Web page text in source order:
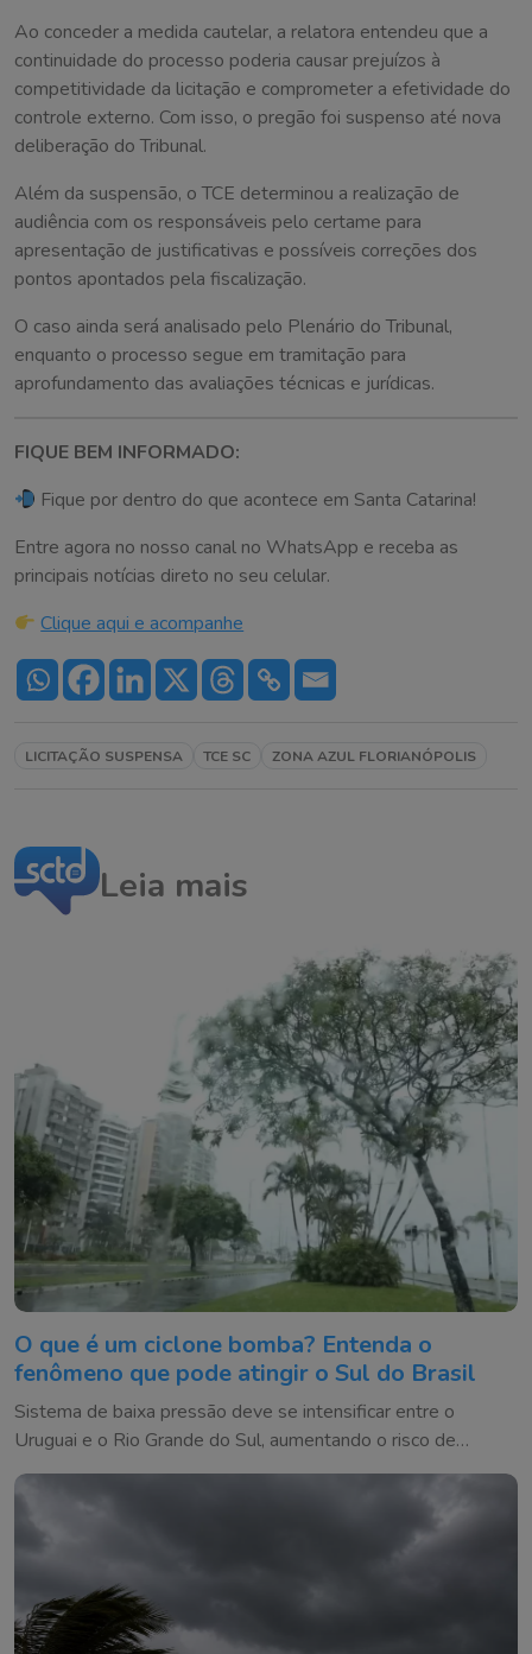
Ao conceder a medida cautelar, a relatora entendeu que a
continuidade do processo poderia causar prejuízos à
competitividade da licitação e comprometer a efetividade do
controle externo. Com isso, o pregão foi suspenso até nova
deliberação do Tribunal.
Além da suspensão, o TCE determinou a realização de
audiência com os responsáveis pelo certame para
apresentação de justificativas e possíveis correções dos
pontos apontados pela fiscalização.
O caso ainda será analisado pelo Plenário do Tribunal,
enquanto o processo segue em tramitação para
aprofundamento das avaliações técnicas e jurídicas.
FIQUE BEM INFORMADO:
Fique por dentro do que acontece em Santa Catarina!
Entre agora no nosso canal no WhatsApp e receba as
principais notícias direto no seu celular.
Clique aqui e acompanhe
LICITAÇÃO SUSPENSA TCE SC ZONA AZUL FLORIANÓPOLIS
Leia mais
O que é um ciclone bomba? Entenda o
fenômeno que pode atingir o Sul do Brasil
Sistema de baixa pressão deve se intensificar entre o
Uruguai e o Rio Grande do Sul, aumentando o risco de
temporais e ventos fortes